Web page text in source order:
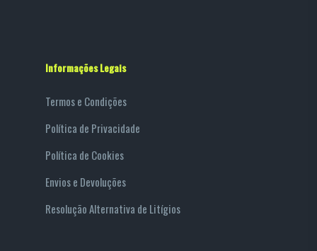
Informações Legais
Termos e Condições
Política de Privacidade
Política de Cookies
Envios e Devoluções
Resolução Alternativa de Litígios